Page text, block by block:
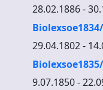
28.02.1886 -
29.04.1802 -
9.07.1850 -